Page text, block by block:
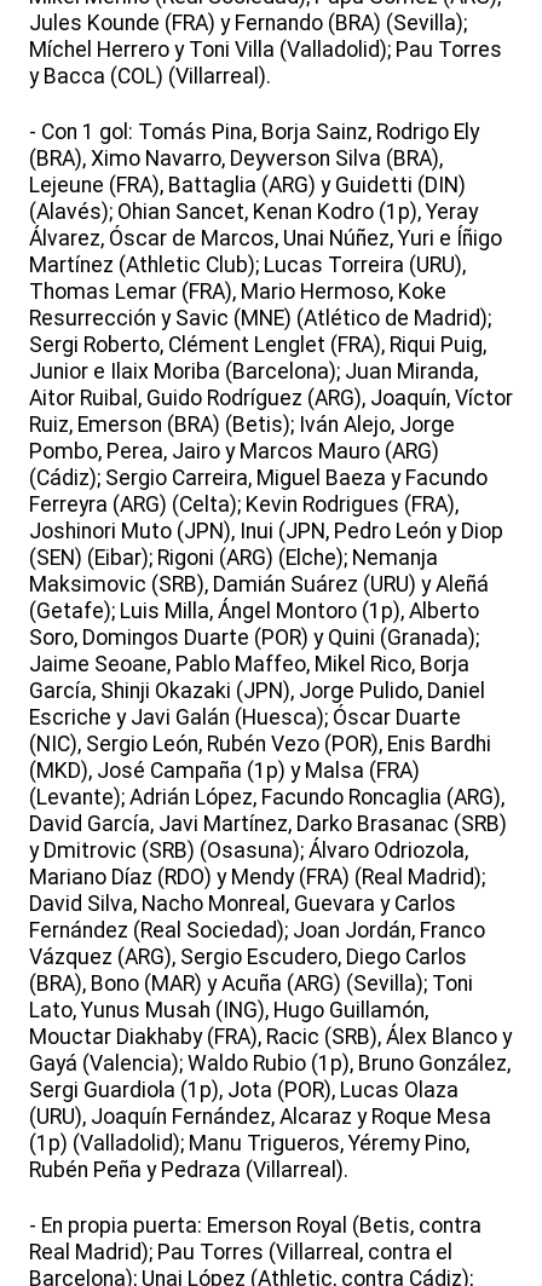
Jules Kounde (FRA) y Fernando (BRA) (Sevilla);
Míchel Herrero y Toni Villa (Valladolid); Pau Torres
y Bacca (COL) (Villarreal).
- Con 1 gol: Tomás Pina, Borja Sainz, Rodrigo Ely
(BRA), Ximo Navarro, Deyverson Silva (BRA),
Lejeune (FRA), Battaglia (ARG) y Guidetti (DIN)
(Alavés); Ohian Sancet, Kenan Kodro (1p), Yeray
Álvarez, Óscar de Marcos, Unai Núñez, Yuri e Íñigo
Martínez (Athletic Club); Lucas Torreira (URU),
Thomas Lemar (FRA), Mario Hermoso, Koke
Resurrección y Savic (MNE) (Atlético de Madrid);
Sergi Roberto, Clément Lenglet (FRA), Riqui Puig,
Junior e Ilaix Moriba (Barcelona); Juan Miranda,
Aitor Ruibal, Guido Rodríguez (ARG), Joaquín, Víctor
Ruiz, Emerson (BRA) (Betis); Iván Alejo, Jorge
Pombo, Perea, Jairo y Marcos Mauro (ARG)
(Cádiz); Sergio Carreira, Miguel Baeza y Facundo
Ferreyra (ARG) (Celta); Kevin Rodrigues (FRA),
Joshinori Muto (JPN), Inui (JPN, Pedro León y Diop
(SEN) (Eibar); Rigoni (ARG) (Elche); Nemanja
Maksimovic (SRB), Damián Suárez (URU) y Aleñá
(Getafe); Luis Milla, Ángel Montoro (1p), Alberto
Soro, Domingos Duarte (POR) y Quini (Granada);
Jaime Seoane, Pablo Maffeo, Mikel Rico, Borja
García, Shinji Okazaki (JPN), Jorge Pulido, Daniel
Escriche y Javi Galán (Huesca); Óscar Duarte
(NIC), Sergio León, Rubén Vezo (POR), Enis Bardhi
(MKD), José Campaña (1p) y Malsa (FRA)
(Levante); Adrián López, Facundo Roncaglia (ARG),
David García, Javi Martínez, Darko Brasanac (SRB)
y Dmitrovic (SRB) (Osasuna); Álvaro Odriozola,
Mariano Díaz (RDO) y Mendy (FRA) (Real Madrid);
David Silva, Nacho Monreal, Guevara y Carlos
Fernández (Real Sociedad); Joan Jordán, Franco
Vázquez (ARG), Sergio Escudero, Diego Carlos
(BRA), Bono (MAR) y Acuña (ARG) (Sevilla); Toni
Lato, Yunus Musah (ING), Hugo Guillamón,
Mouctar Diakhaby (FRA), Racic (SRB), Álex Blanco y
Gayá (Valencia); Waldo Rubio (1p), Bruno González,
Sergi Guardiola (1p), Jota (POR), Lucas Olaza
(URU), Joaquín Fernández, Alcaraz y Roque Mesa
(1p) (Valladolid); Manu Trigueros, Yéremy Pino,
Rubén Peña y Pedraza (Villarreal).
- En propia puerta: Emerson Royal (Betis, contra
Real Madrid); Pau Torres (Villarreal, contra el
Barcelona); Unai López (Athletic, contra Cádiz);